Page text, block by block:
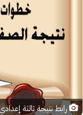
رابط نتيجة ثالثة